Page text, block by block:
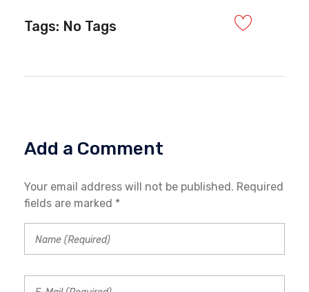
Tags: No Tags
Add a Comment
Your email address will not be published. Required
fields are marked *